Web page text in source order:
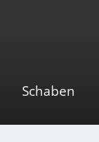
Schaben